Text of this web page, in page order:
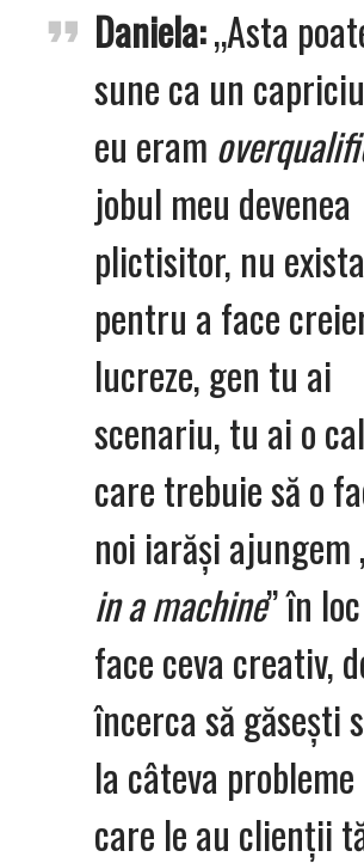
Daniela:„Asta
sune ca un
eu eram
jobul meu devenea
plictisitor, nu
pentru a face
lucreze, gen tu ai
scenariu, tu ai o
care trebuie să o
noi iarăși ajungem
in a machine” în
face ceva creativ,
încerca să găsești
la câteva probleme
care le au clienții